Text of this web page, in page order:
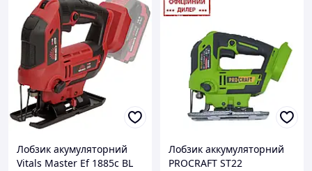
Лобзик акумуляторний
Vitals Master Ef 1885с BL
Лобзик аккумуляторний
PROCRAFT ST22